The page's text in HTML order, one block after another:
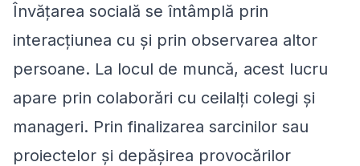
Învățarea socială se întâmplă prin
interacțiunea cu și prin observarea altor
persoane. La locul de muncă, acest lucru
apare prin colaborări cu ceilalți colegi și
manageri. Prin finalizarea sarcinilor sau
proiectelor și depășirea provocărilor